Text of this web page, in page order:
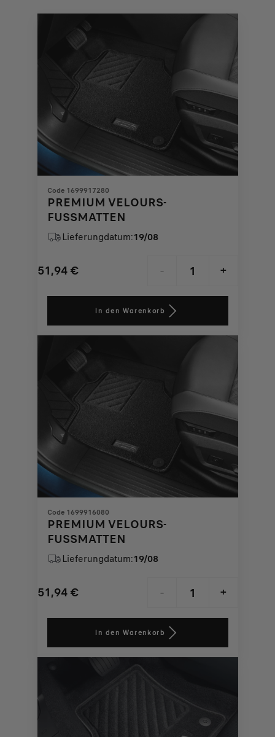
Code 1699917280
PREMIUM VELOURS-
FUSSMATTEN
Lieferungdatum:19/08
51,94 €
Price
51,94
€
- +
Quantity
to:
1
In den Warenkorb
Code 1699916080
PREMIUM VELOURS-
FUSSMATTEN
Lieferungdatum:19/08
51,94 €
Price
51,94
€
- +
Quantity
to:
1
In den Warenkorb